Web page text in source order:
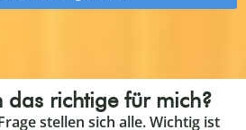
das richtige für mich?
stellen sich alle. Wichtig ist